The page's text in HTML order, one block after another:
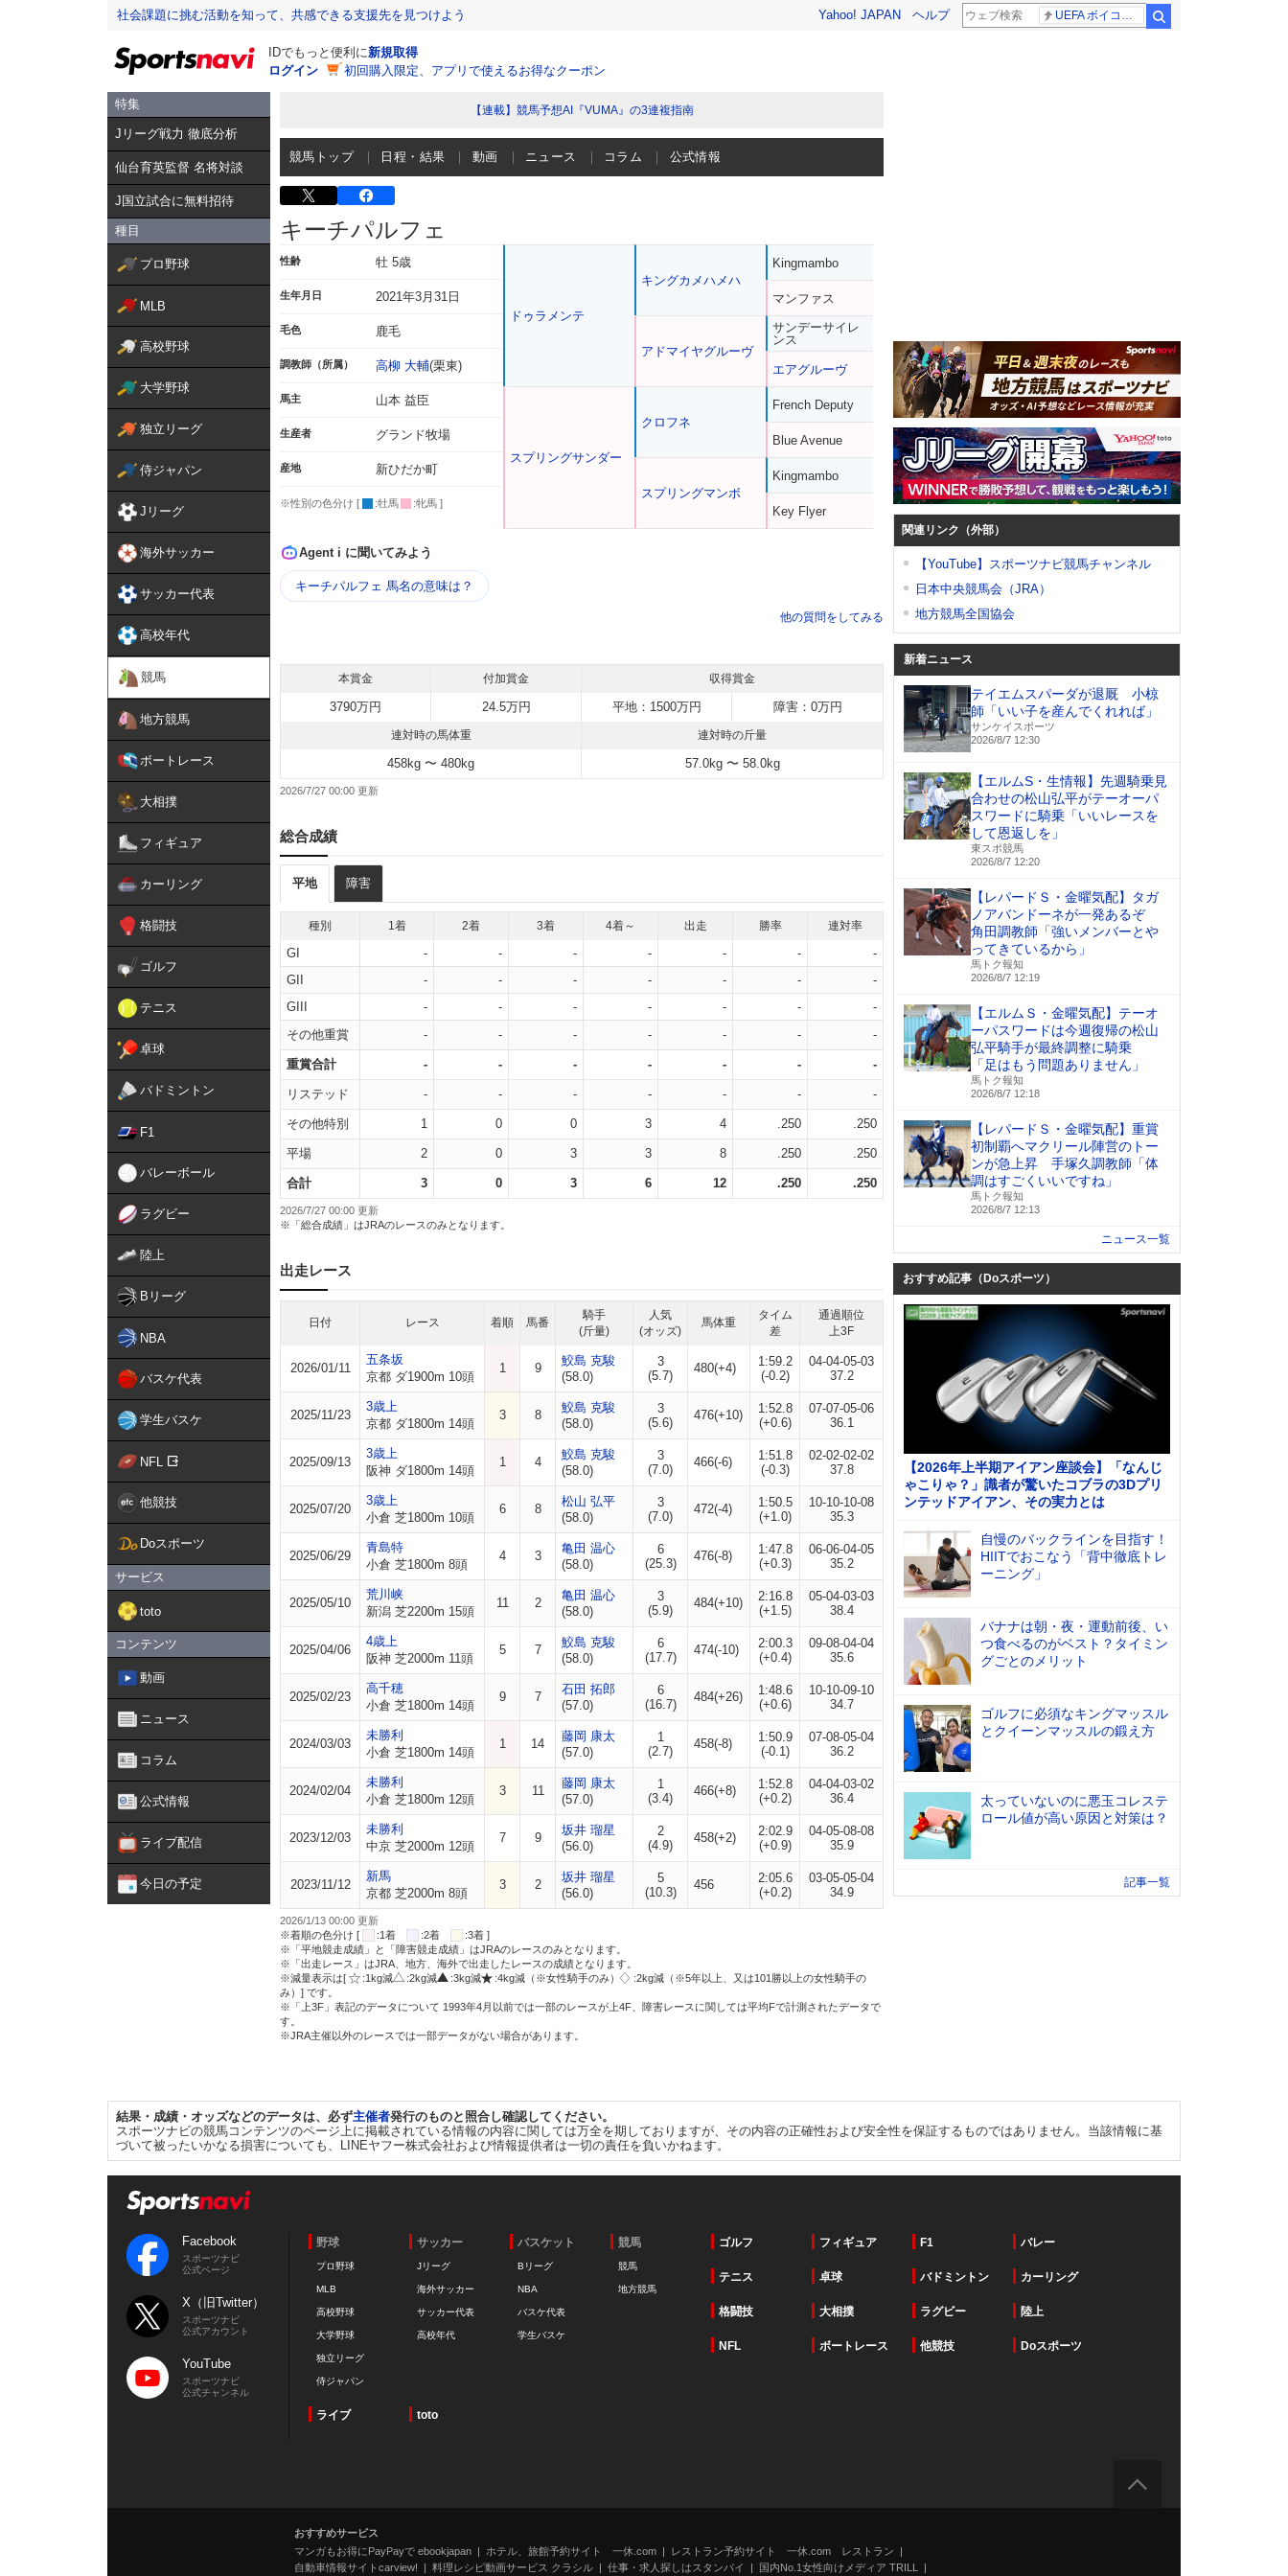
社会課題に挑む活動を知って、共感できる支援先を見つけよう Yahoo! JAPAN ヘルプ
IDでもっと便利に新規取得
ログイン
初回購入限定、アプリで使えるお得なクーポン
特集
Jリーグ戦力 徹底分析
仙台育英監督 名将対談
J国立試合に無料招待
種目
プロ野球
MLB
高校野球
大学野球
独立リーグ
侍ジャパン
Jリーグ
海外サッカー
サッカー代表
高校年代
競馬
地方競馬
ボートレース
大相撲
フィギュア
カーリング
格闘技
ゴルフ
テニス
卓球
バドミントン
F1
バレーボール
ラグビー
陸上
Bリーグ
NBA
バスケ代表
学生バスケ
NFL
他競技
Doスポーツ
サービス
toto
コンテンツ
動画
ニュース
コラム
公式情報
ライブ配信
今日の予定
【連載】競馬予想AI『VUMA』の3連複指南
競馬トップ 日程・結果 動画 ニュース コラム 公式情報
キーチパルフェ
性齢 牡 5歳
生年月日 2021年3月31日
毛色 鹿毛
調教師（所属） 高柳 大輔(栗東)
馬主 山本 益臣
生産者 グランド牧場
産地 新ひだか町
※性別の色分け [ :牡馬 :牝馬 ]
ドゥラメンテ
スプリングサンダー
キングカメハメハ
アドマイヤグルーヴ
クロフネ
スプリングマンボ
Kingmambo
マンファス
サンデーサイレ
ンス
エアグルーヴ
French Deputy
Blue Avenue
Kingmambo
Key Flyer
Agent i に聞いてみよう
キーチパルフェ 馬名の意味は？
他の質問をしてみる
本賞金 付加賞金 収得賞金
3790万円 24.5万円 平地：1500万円 障害：0万円
連対時の馬体重 連対時の斤量
458kg 〜 480kg 57.0kg 〜 58.0kg
2026/7/27 00:00
総合成績
平地 障害
種別 1着 2着 3着 4着～ 出走 勝率 連対率
GI - - - - - -
-
GII
- - - - - -
-
GIII
- - - - - -
-
その他重賞
- - - - - - -
重賞合計 - - - - - - -
リステッド - - - - - - -
その他特別 1 0 0 3 4 .250 .250
平場 2 0 3 3 8 .250 .250
合計 3 0 3 6 12 .250 .250
2026/7/27 00:00 更新
※「総合成績」はJRAのレースのみとなります。
出走レース
日付 レース 着順 馬番
騎手
(斤量)
人気
(オッズ)
馬体重
タイム
差
通過順位
上3F
2026/01/11
五条坂
京都 ダ1900m 10頭
1 9
鮫島 克駿
(58.0)
3
(5.7)
480(+4)
1:59.2
(-0.2)
04-04-05-03
37.2
2025/11/23
3歳上
京都 ダ1800m 14頭
3 8
鮫島 克駿
(58.0)
3
(5.6)
476(+10)
1:52.8
(+0.6)
07-07-05-06
36.1
2025/09/13
3歳上
阪神 ダ1800m 14頭
1 4
鮫島 克駿
(58.0)
3
(7.0)
466(-6)
1:51.8
(-0.3)
02-02-02-02
37.8
2025/07/20
3歳上
小倉 芝1800m 10頭
6 8
松山 弘平
(58.0)
3
(7.0)
472(-4)
1:50.5
(+1.0)
10-10-10-08
35.3
2025/06/29
青島特
小倉 芝1800m 8頭
4 3
亀田 温心
(58.0)
6
(25.3)
476(-8)
1:47.8
(+0.3)
06-06-04-05
35.2
2025/05/10
荒川峡
新潟 芝2200m 15頭
11 2
亀田 温心
(58.0)
3
(5.9)
484(+10)
2:16.8
(+1.5)
05-04-03-03
38.4
2025/04/06
4歳上
阪神 芝2000m 11頭
5 7
鮫島 克駿
(58.0)
6
(17.7)
474(-10)
2:00.3
(+0.4)
09-08-04-04
35.6
2025/02/23
高千穂
小倉 芝1800m 14頭
9 7
石田 拓郎
(57.0)
6
(16.7)
484(+26)
1:48.6
(+0.6)
10-10-09-10
34.7
2024/03/03
未勝利
小倉 芝1800m 14頭
1 14
藤岡 康太
(57.0)
1
(2.7)
458(-8)
1:50.9
(-0.1)
07-08-05-04
36.2
2024/02/04
未勝利
小倉 芝1800m 12頭
3 11
藤岡 康太
(57.0)
1
(3.4)
466(+8)
1:52.8
(+0.2)
04-04-03-02
36.4
2023/12/03
未勝利
中京 芝2000m 12頭
7 9
坂井 瑠星
(56.0)
2
(4.9)
458(+2)
2:02.9
(+0.9)
04-05-08-08
35.9
2023/11/12
新馬
京都 芝2000m 8頭
3 2
坂井 瑠星
(56.0)
5
(10.3)
456
2:05.6
(+0.2)
03-05-05-04
34.9
2026/1/13 00:00 更新
※着順の色分け [
:1着 :2着
:3着 ]
※「平地競走成績」と「障害競走成績」はJRAのレースのみとなります。
※「出走レース」はJRA、地方、海外で出走したレースの成績となります。
※減量表示は[
:1kg減 :2kg減 :3kg減 :4kg減（※女性騎手のみ）
:2kg減（※5年以上、又は101勝以上の女性騎手の
み）] です。
※「上3F」表記のデータについて 1993年4月以前では一部のレースが上4F、障害レースに関しては平均Fで計測されたデータで
す。
※JRA主催以外のレースでは一部データがない場合があります。
関連リンク（外部）
【YouTube】スポーツナビ競馬チャンネル
日本中央競馬会（JRA）
地方競馬全国協会
新着ニュース
テイエムスパーダが退厩 小椋
師「いい子を産んでくれれば」
サンケイスポーツ
2026/8/7 12:30
【エルムS・生情報】先週騎乗見
合わせの松山弘平がテーオーパ
スワードに騎乗「いいレースを
して恩返しを」
東スポ競馬
2026/8/7 12:20
【レパードＳ・金曜気配】タガ
ノアバンドーネが一発あるぞ
角田調教師「強いメンバーとや
ってきているから」
馬トク報知
2026/8/7 12:19
【エルムＳ・金曜気配】テーオ
ーパスワードは今週復帰の松山
弘平騎手が最終調整に騎乗
「足はもう問題ありません」
馬トク報知
2026/8/7 12:18
【レパードＳ・金曜気配】重賞
初制覇へマクリール陣営のトー
ンが急上昇 手塚久調教師「体
調はすごくいいですね」
馬トク報知
2026/8/7 12:13
ニュース一覧
おすすめ記事（Doスポーツ）
【2026年上半期アイアン座談会】「なんじ
ゃこりゃ？」識者が驚いたコブラの3Dプリ
ンテッドアイアン、その実力とは
自慢のバックラインを目指す！
HIITでおこなう「背中徹底トレ
ーニング」
バナナは朝・夜・運動前後、い
つ食べるのがベスト？タイミン
グごとのメリット
ゴルフに必須なキングマッスル
とクイーンマッスルの鍛え方
太っていないのに悪玉コレステ
ロール値が高い原因と対策は？
記事一覧
結果・成績・オッズなどのデータは、必ず主催者発行のものと照合し確認してください。
スポーツナビの競馬コンテンツのページ上に掲載されている情報の内容に関しては万全を期しておりますが、その内容の正確性および安全性を保証するものではありません。当該情報に基
づいて被ったいかなる損害についても、LINEヤフー株式会社および情報提供者は一切の責任を負いかねます。
Facebook
スポーツナビ
公式ページ
X（旧Twitter）
スポーツナビ
公式アカウント
YouTube
スポーツナビ
公式チャンネル
野球
プロ野球
MLB
高校野球
大学野球
独立リーグ
侍ジャパン
サッカー
Jリーグ
海外サッカー
サッカー代表
高校年代
バスケット
Bリーグ
NBA
バスケ代表
学生バスケ
競馬
競馬
地方競馬
ゴルフ フィギュア F1 バレー
テニス 卓球 バドミントン カーリング
格闘技 大相撲 ラグビー 陸上
NFL ボートレース 他競技 Doスポーツ
ライブ toto
おすすめサービス
マンガもお得にPayPayで ebookjapan
ホテル、旅館予約サイト 一休.com
レストラン予約サイト 一休.com レストラン
自動車情報サイトcarview!
料理レシピ動画サービス クラシル 仕事・求人探しはスタンバイ 国内No.1女性向けメディア TRILL